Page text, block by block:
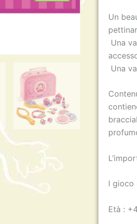
Un
Una
Una
l gioco
Età :